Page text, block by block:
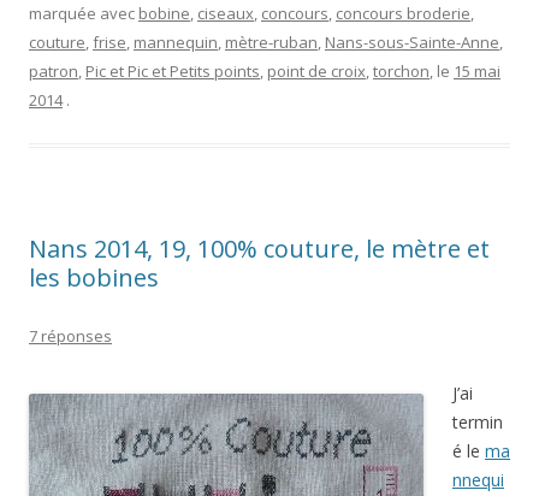
marquée avec bobine ciseaux concours concours broderie
couture frise mannequin mètre-ruban Nans-sous-Sainte-Anne
patron Pic et Pic et Petits points point de croix torchon , le 15 mai
2014 .
Nans 2014, 19, 100% couture, le mètre et
les bobines
7 réponses
J’ai
termin
é le ma
nnequi